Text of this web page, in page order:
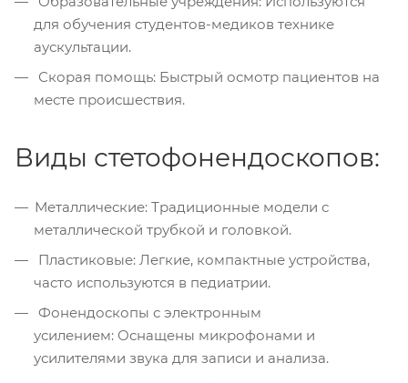
для обучения студентов-медиков технике
аускультации.
Скорая помощь: Быстрый осмотр пациентов на
месте происшествия.
Виды стетофонендоскопов:
Металлические: Традиционные модели с
металлической трубкой и головкой.
Пластиковые: Легкие, компактные устройства,
часто используются в педиатрии.
Фонендоскопы с электронным
усилением: Оснащены микрофонами и
усилителями звука для записи и анализа.